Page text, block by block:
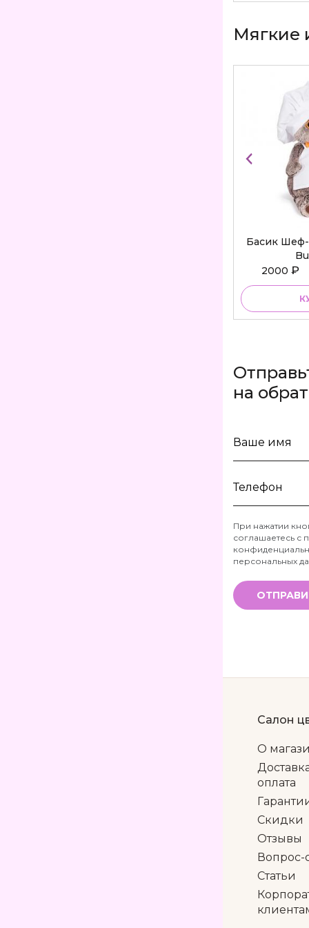
Мягкие
Басик
2000₽
на
Ваше
Телефон
*
При нажатии
соглашаетесь с
персональных
Салон
О
оплата
Скидки
Отзывы
Вопрос-
Статьи